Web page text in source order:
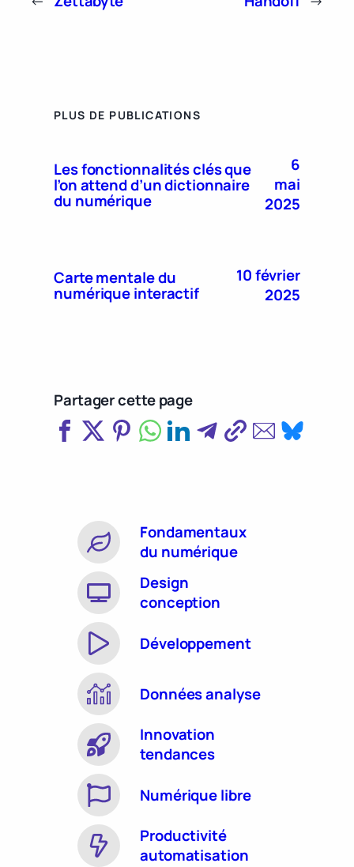
PLUS DE PUBLICATIONS
Les fonctionnalités clés que
l’on attend d’un dictionnaire
du numérique
6
mai
2025
Carte mentale du
numérique interactif
10 février
2025
Partager cette page
Fondamentaux
du numérique
Design
conception
Développement
Données analyse
Innovation
tendances
Numérique libre
Productivité
automatisation